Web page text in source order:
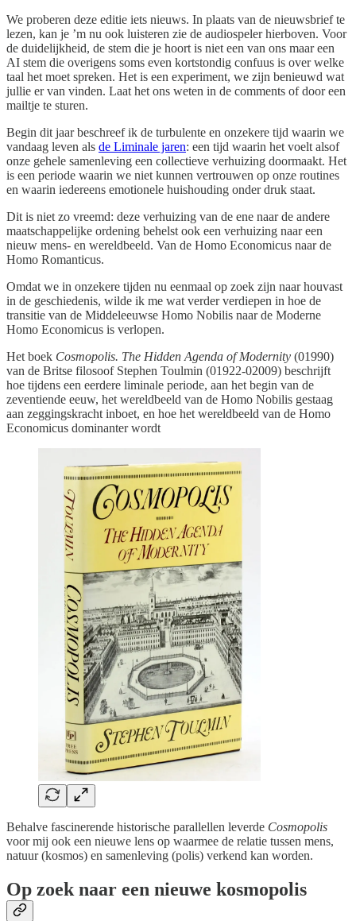
We proberen deze editie iets nieuws. In plaats van de nieuwsbrief te
lezen, kan je ’m nu ook luisteren zie de audiospeler hierboven. Voor
de duidelijkheid, de stem die je hoort is niet een van ons maar een
AI stem die overigens soms even kortstondig confuus is over welke
taal het moet spreken. Het is een experiment, we zijn benieuwd wat
jullie er van vinden. Laat het ons weten in de comments of door een
mailtje te sturen.
Begin dit jaar beschreef ik de turbulente en onzekere tijd waarin we
vandaag leven als de Liminale jaren: een tijd waarin het voelt alsof
onze gehele samenleving een collectieve verhuizing doormaakt. Het
is een periode waarin we niet kunnen vertrouwen op onze routines
en waarin iedereens emotionele huishouding onder druk staat.
Dit is niet zo vreemd: deze verhuizing van de ene naar de andere
maatschappelijke ordening behelst ook een verhuizing naar een
nieuw mens- en wereldbeeld. Van de Homo Economicus naar de
Homo Romanticus.
Omdat we in onzekere tijden nu eenmaal op zoek zijn naar houvast
in de geschiedenis, wilde ik me wat verder verdiepen in hoe de
transitie van de Middeleeuwse Homo Nobilis naar de Moderne
Homo Economicus is verlopen.
Het boek Cosmopolis. The Hidden Agenda of Modernity (01990)
van de Britse filosoof Stephen Toulmin (01922-02009) beschrijft
hoe tijdens een eerdere liminale periode, aan het begin van de
zeventiende eeuw, het wereldbeeld van de Homo Nobilis gestaag
aan zeggingskracht inboet, en hoe het wereldbeeld van de Homo
Economicus dominanter wordt
Behalve fascinerende historische parallellen leverde Cosmopolis
voor mij ook een nieuwe lens op waarmee de relatie tussen mens,
natuur (kosmos) en samenleving (polis) verkend kan worden.
Op zoek naar een nieuwe kosmopolis